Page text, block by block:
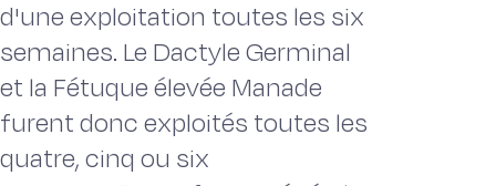
d'une exploitation toutes les six
semaines. Le Dactyle Germinal
et la Fétuque élevée Manade
furent donc exploités toutes les
quatre, cinq ou six